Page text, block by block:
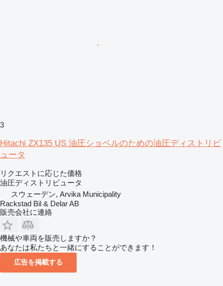
3
Hitachi ZX135 US 油圧ショベルのための油圧ディストリビ
ュータ
リクエストに応じた価格
油圧ディストリビュータ
スウェーデン, Arvika Municipality
Rackstad Bil & Delar AB
販売会社に連絡
機械や車両を販売しますか？
あなたは私たちと一緒にすることができます！
広告を掲載する